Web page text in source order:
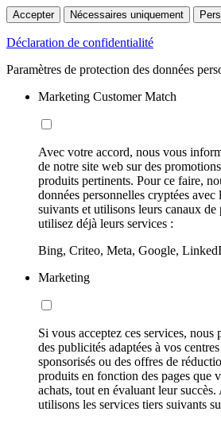
Accepter Nécessaires uniquement
Déclaration de confidentialité
Paramètres de protection des données
Marketing Customer Match
Avec votre accord, nous vous
de notre site web sur des
produits pertinents. Pour ce faire,
données personnelles cryptées avec
suivants et utilisons leurs canaux
utilisez déjà leurs services :
Bing, Criteo, Meta, Google,
Marketing
Si vous acceptez ces services,
des publicités adaptées à vos
sponsorisés ou des offres de
produits en fonction des pages que
achats, tout en évaluant leur
utilisons les services tiers suivants